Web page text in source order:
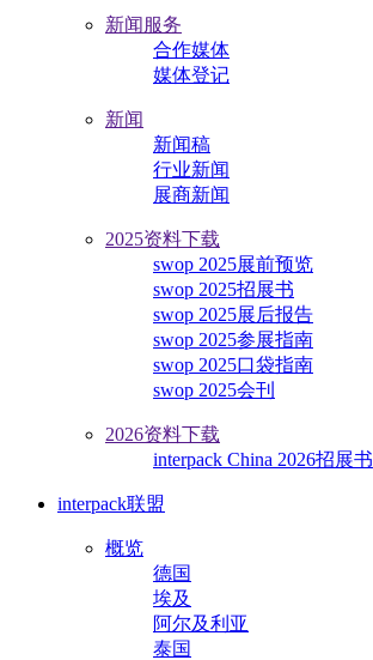
新闻服务
合作媒体
媒体登记
新闻
新闻稿
行业新闻
展商新闻
2025资料下载
swop 2025展前预览
swop 2025招展书
swop 2025展后报告
swop 2025参展指南
swop 2025口袋指南
swop 2025会刊
2026资料下载
interpack China 2026招展书
interpack联盟
概览
德国
埃及
阿尔及利亚
泰国